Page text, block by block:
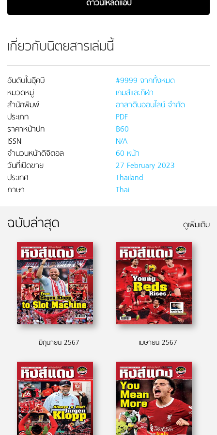
ดาวน์โหลดแอป
เกี่ยวกับนิตยสารเล่มนี้
อันดับในอุ๊คบี
#9999 จากทั้งหมด
หมวดหมู่
เกมส์และกีฬา
สำนักพิมพ์
อาลาดินออนไลน์ จำกัด
ประเภท
PDF
ราคาหน้าปก
฿60
ISSN
N/A
จำนวนหน้าดิจิตอล
60 หน้า
วันที่เปิดขาย
27 February 2023
ประเทศ
Thailand
ภาษา
Thai
ฉบับล่าสุด ดูเพิ่มเติม
มิถุนายน 2567 เมษายน 2567